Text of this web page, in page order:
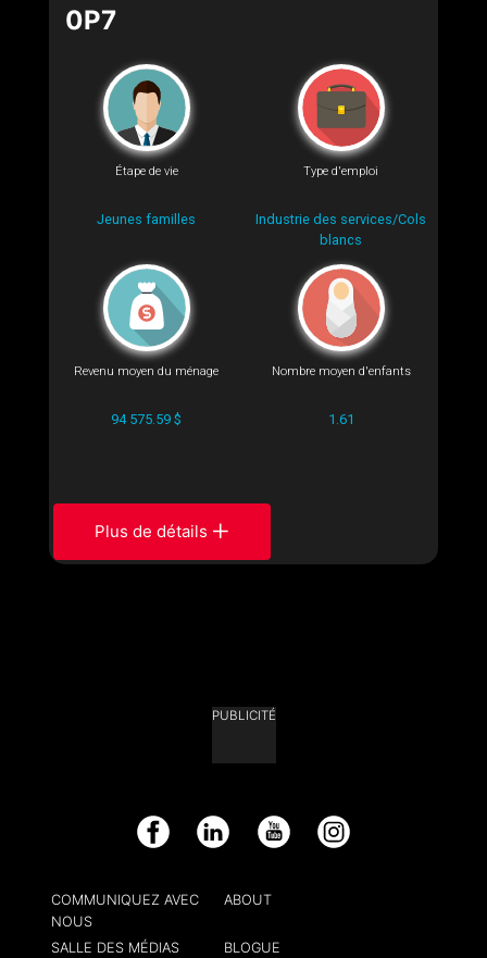
0P7
Étape de vie
Jeunes familles
Type d'emploi
Industrie des services/Cols
blancs
Revenu moyen du ménage
94 575.59 $
Nombre moyen d'enfants
1.61
Plus de détails
PUBLICITÉ
Facebook LinkedIn YouTube Instagram
COMMUNIQUEZ AVEC
NOUS
ABOUT
SALLE DES MÉDIAS
BLOGUE